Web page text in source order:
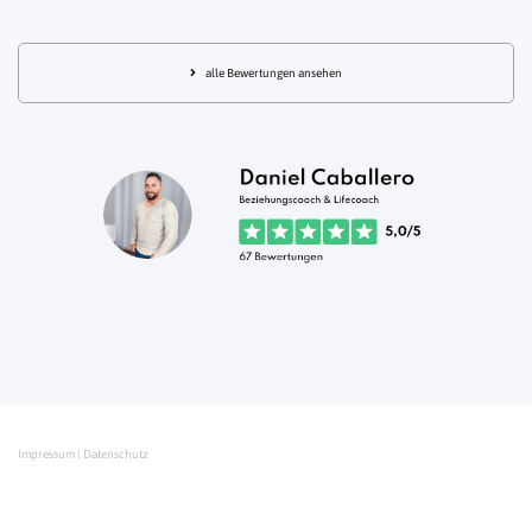
alle Bewertungen ansehen
Impressum Datenschutz